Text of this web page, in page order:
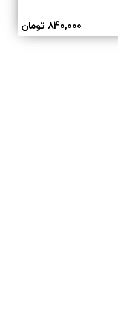
840,000 تومان